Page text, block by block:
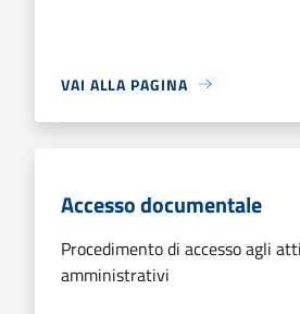
VAI ALLA PAGINA
Accesso documentale
Procedimento di accesso agli
amministrativi